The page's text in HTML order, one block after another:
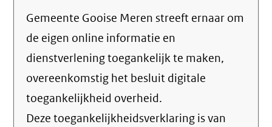
Gemeente Gooise Meren streeft ernaar om
de eigen online informatie en
dienstverlening toegankelijk te maken,
overeenkomstig het besluit digitale
toegankelijkheid overheid.
Deze toegankelijkheidsverklaring is van